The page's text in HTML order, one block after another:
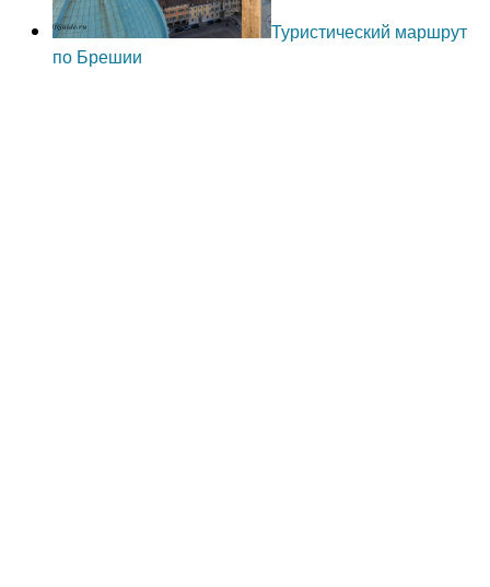
Туристический маршрут
по Брешии